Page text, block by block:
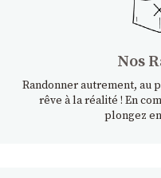
Nos
Randonner autrement, au
rêve à la réalité ! En
plongez